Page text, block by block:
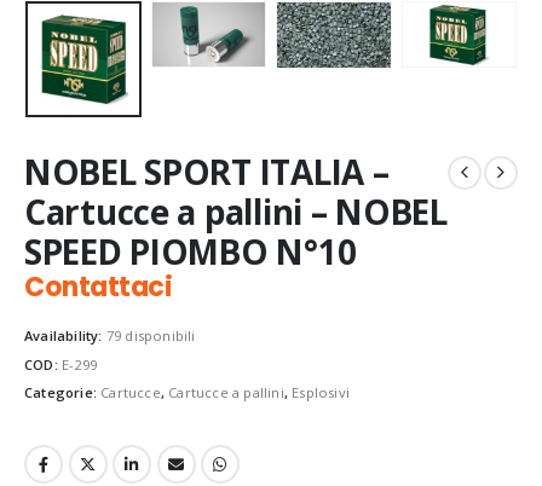
NOBEL SPORT ITALIA –
Cartucce a pallini – NOBEL
SPEED PIOMBO N°10
Contattaci
Availability: 79 disponibili
COD: E-299
Categorie: Cartucce, Cartucce a pallini, Esplosivi